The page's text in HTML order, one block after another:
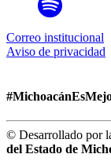
Correo institucional
Aviso de privacidad
© Desarrollado por
del Estado de